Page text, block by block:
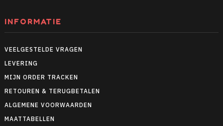
INFORMATIE
VEELGESTELDE VRAGEN
LEVERING
MIJN ORDER TRACKEN
RETOUREN & TERUGBETALEN
ALGEMENE VOORWAARDEN
MAATTABELLEN